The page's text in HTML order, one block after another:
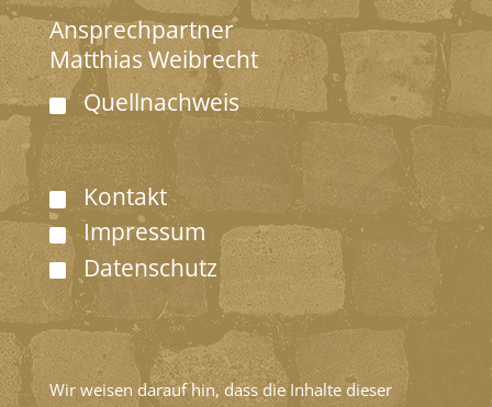
Ansprechpartner
Matthias Weibrecht
Quellnachweis
Kontakt
Impressum
Datenschutz
Wir weisen darauf hin, dass die Inhalte dieser